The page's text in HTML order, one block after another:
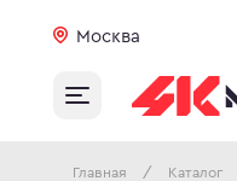
Москва
Главная / Каталог